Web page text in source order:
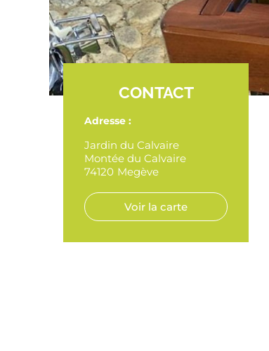
CONTACT
Adresse :
Jardin du Calvaire
Montée du Calvaire
74120 Megève
Voir la carte